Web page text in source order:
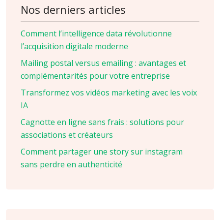
Nos derniers articles
Comment l’intelligence data révolutionne
l’acquisition digitale moderne
Mailing postal versus emailing : avantages et
complémentarités pour votre entreprise
Transformez vos vidéos marketing avec les voix
IA
Cagnotte en ligne sans frais : solutions pour
associations et créateurs
Comment partager une story sur instagram
sans perdre en authenticité